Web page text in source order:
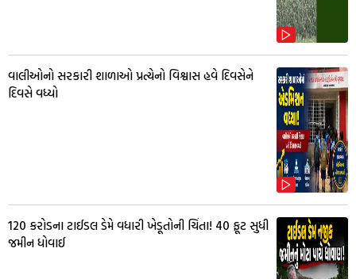
વાલીઓનો સરકારી શાળાઓ પ્રત્યેનો વિશ્વાસ હવે દિવસેને
દિવસે વધ્યો
₹120 કરોડના ટાઈડલ ડેમે વધારી ખેડૂતોની ચિંતા! 40 ફૂટ સુધી
જમીન ધોવાઈ